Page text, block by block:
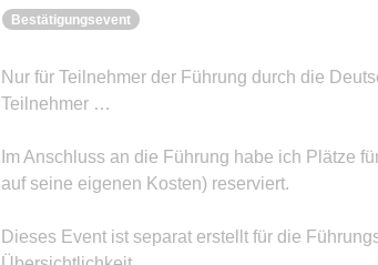
Bestätigungsevent
Nur für Teilnehmer der Führung durch die
Teilnehmer …
Im Anschluss an die Führung habe ich Plätze
auf seine eigenen Kosten) reserviert.
Dieses Event ist separat erstellt für die